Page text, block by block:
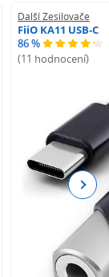
Další Zesilovače
FiiO KA11 USB-C
86 %
(11 hodnocení)
Next